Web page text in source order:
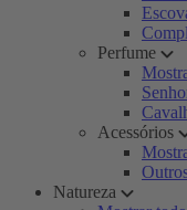
Perfume
Acessórios
Natureza